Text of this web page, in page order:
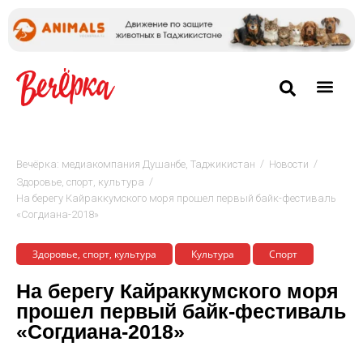
Вечёрка: медиакомпания Душанбе, Таджикистан / Новости /
Здоровье, спорт, культура /
На берегу Кайраккумского моря прошел первый байк-фестиваль
«Согдиана-2018»
Здоровье, спорт, культура Культура Спорт
На берегу Кайраккумского моря
прошел первый байк-фестиваль
«Согдиана-2018»